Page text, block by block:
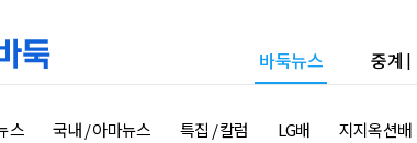
바둑뉴스 중계 |
스 국내 / 아마뉴스 특집 / 칼럼 LG배 지지옥션배